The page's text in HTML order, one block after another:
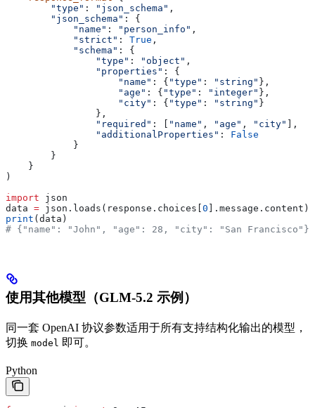
        "type"
: "json_schema" ,
        "json_schema"
: {
            "name"
: "person_info" ,
            "strict"
: True ,
            "schema"
: {
                "type"
: "object" ,
                "properties"
: {
                    "name"
: { "type" : "string" },
                    "age"
: { "type" : "integer" },
                    "city"
: { "type" : "string" }
                },
                "required"
: [ "name" , "age" , "city"
],
                "additionalProperties"
: False
            }
        }
    }
)
import json
data = json.loads(response.choices[ 0 ].message.content)
print (data)
# {"name": "John", "age": 28, "city": "San Francisco"}
使用其他模型（GLM-5.2 示例）
同一套 OpenAI 协议参数适用于所有支持结构化输出的模型，
切换 model 即可。
Python